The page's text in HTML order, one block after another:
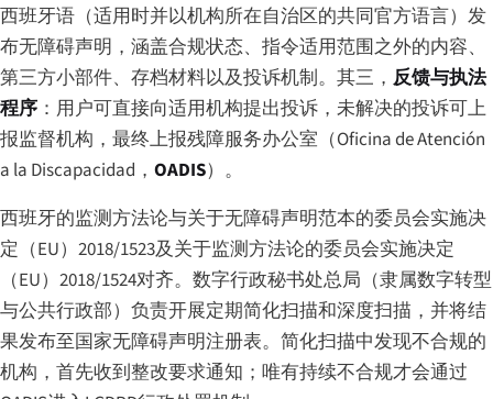
西班牙语（适用时并以机构所在自治区的共同官方语言）发
布无障碍声明，涵盖合规状态、指令适用范围之外的内容、
第三方小部件、存档材料以及投诉机制。其三， 反馈与执法
程序 ：用户可直接向适用机构提出投诉，未解决的投诉可上
报监督机构，最终上报残障服务办公室（Oficina de Atención
a la Discapacidad ， OADIS）。
西班牙的监测方法论与关于无障碍声明范本的委员会实施决
定（EU）2018/1523及关于监测方法论的委员会实施决定
（EU）2018/1524对齐。数字行政秘书处总局（隶属数字转型
与公共行政部）负责开展定期简化扫描和深度扫描，并将结
果发布至国家无障碍声明注册表。简化扫描中发现不合规的
机构，首先收到整改要求通知；唯有持续不合规才会通过